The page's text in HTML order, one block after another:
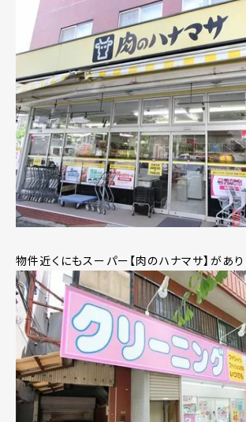
物件近くにもスーパー【肉のハナマサ】があり